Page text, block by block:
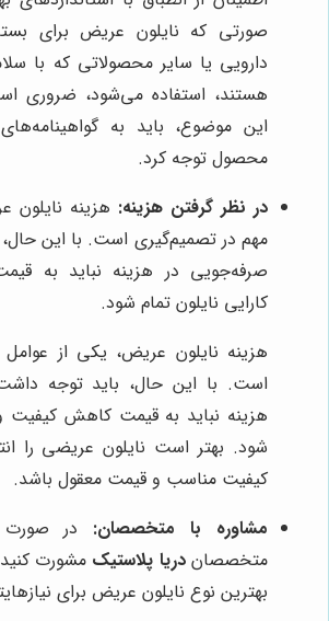
صورتی که نایلون عریض برای
دارویی یا سایر محصولاتی که با
هستند، استفاده می‌شود، ضروری
این موضوع، باید به
محصول توجه کرد.
در نظر گرفتن هزینه: هزینه نایلون
مهم در تصمیم‌گیری است. با این
صرفه‌جویی در هزینه نباید به
کارایی نایلون تمام شود.
هزینه نایلون عریض، یکی از
است. با این حال، باید توجه
هزینه نباید به قیمت کاهش کیفیت و
شود. بهتر است نایلون عریضی را
کیفیت مناسب و قیمت معقول باشد.
مشاوره با متخصصان: در صورت
متخصصاندریا پلاستیک مشورت
بهترین نوع نایلون عریض برای